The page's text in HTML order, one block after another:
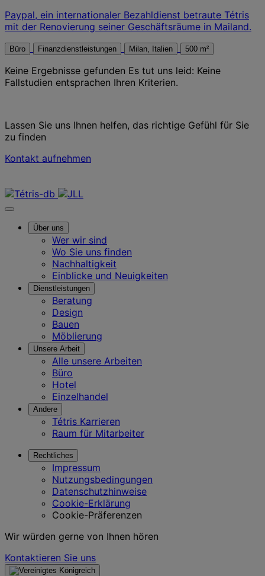
Paypal, ein internationaler Bezahldienst betraute Tétris
mit der Renovierung seiner Geschäftsräume in Mailand.
Büro Finanzdienstleistungen Milan, Italien 500 m²
Keine Ergebnisse gefunden Es tut uns leid: Keine
Fallstudien entsprachen Ihren Kriterien.
Lassen Sie uns Ihnen helfen, das richtige Gefühl für Sie
zu finden
Kontakt aufnehmen
Über uns
Wer wir sind
Wo Sie uns finden
Nachhaltigkeit
Einblicke und Neuigkeiten
Dienstleistungen
Beratung
Design
Bauen
Möblierung
Unsere Arbeit
Alle unsere Arbeiten
Büro
Hotel
Einzelhandel
Andere
Tétris Karrieren
Raum für Mitarbeiter
Rechtliches
Impressum
Nutzungsbedingungen
Datenschutzhinweise
Cookie-Erklärung
Cookie-Präferenzen
Wir würden gerne von Ihnen hören
Kontaktieren Sie uns